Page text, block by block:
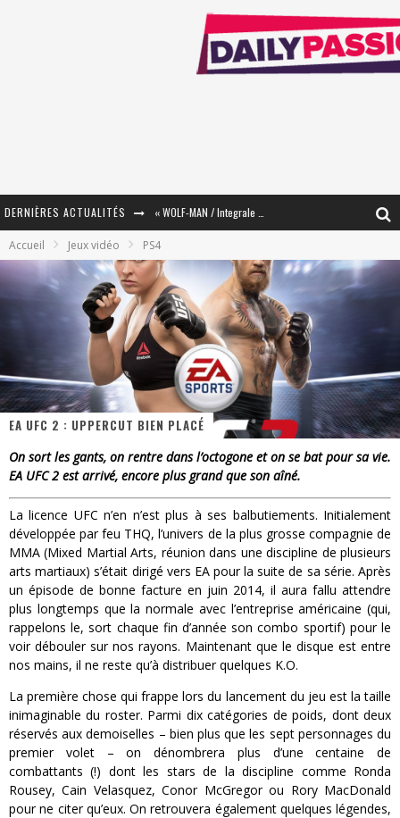
DERNIÈRES ACTUALITÉS
« Mon Village Révolté » - Combattre un Projet !
« Le Béton et le Bambou / Propositions pour Mayotte et le Monde. » - Améliorations !
Star Fox
PsyRiver 2026 : la magie revient sur les rives de l’Aar
« MOFUSAND / Parler Japonais » – Des Expressions Pratiques !
« Dr Wertham / L’homme qui étudia les tueurs en série » - Un Métier à Risque !
Assassin's Creed Black Flag Resynced
« Le Vent dand les Saules » - Une Belle Histoire !
« Damn Them All » - Un duo de Choc !
Yoshi and the mysterious book
Accueil Jeux vidéo PS4
EA UFC 2 : UPPERCUT BIEN PLACÉ
On sort les gants, on rentre dans l’octogone et on se bat pour sa vie.
EA UFC 2 est arrivé, encore plus grand que son aîné.
La licence UFC n’en n’est plus à ses balbutiements. Initialement
développée par feu THQ, l’univers de la plus grosse compagnie de
MMA (Mixed Martial Arts, réunion dans une discipline de plusieurs
arts martiaux) s’était dirigé vers EA pour la suite de sa série. Après
un épisode de bonne facture en juin 2014, il aura fallu attendre
plus longtemps que la normale avec l’entreprise américaine (qui,
rappelons le, sort chaque fin d’année son combo sportif) pour le
voir débouler sur nos rayons. Maintenant que le disque est entre
nos mains, il ne reste qu’à distribuer quelques K.O.
La première chose qui frappe lors du lancement du jeu est la taille
inimaginable du roster. Parmi dix catégories de poids, dont deux
réservés aux demoiselles – bien plus que les sept personnages du
premier volet – on dénombrera plus d’une centaine de
combattants (!) dont les stars de la discipline comme Ronda
Rousey, Cain Velasquez, Conor McGregor ou Rory MacDonald
pour ne citer qu’eux. On retrouvera également quelques légendes,